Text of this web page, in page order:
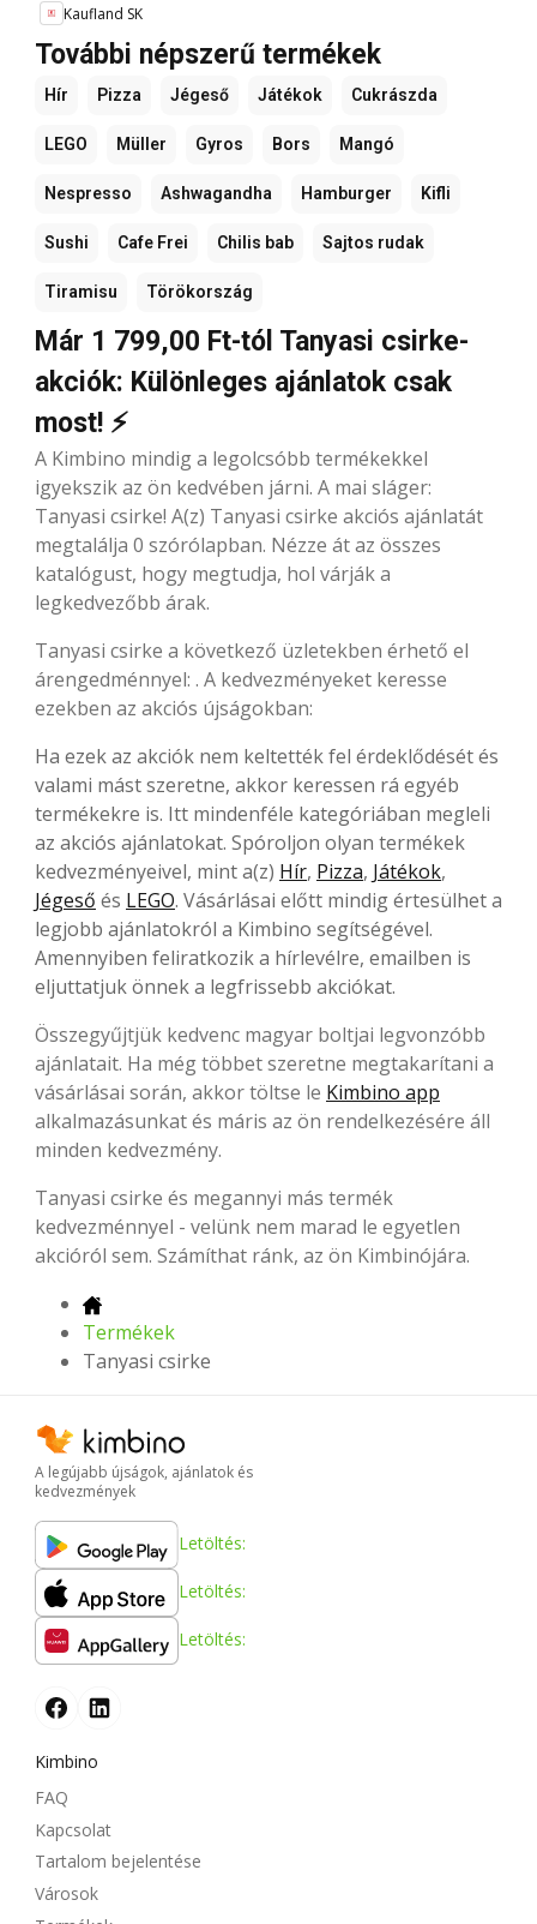
Kaufland SK
További népszerű termékek
Hír Pizza Jégeső Játékok Cukrászda
LEGO Müller Gyros Bors Mangó
Nespresso Ashwagandha Hamburger Kifli
Sushi Cafe Frei Chilis bab Sajtos rudak
Tiramisu Törökország
Már 1 799,00 Ft-tól Tanyasi csirke-
akciók: Különleges ajánlatok csak
most! ⚡
A Kimbino mindig a legolcsóbb termékekkel
igyekszik az ön kedvében járni. A mai sláger:
Tanyasi csirke! A(z) Tanyasi csirke akciós ajánlatát
megtalálja 0 szórólapban. Nézze át az összes
katalógust, hogy megtudja, hol várják a
legkedvezőbb árak.
Tanyasi csirke a következő üzletekben érhető el
árengedménnyel: . A kedvezményeket keresse
ezekben az akciós újságokban:
Ha ezek az akciók nem keltették fel érdeklődését és
valami mást szeretne, akkor keressen rá egyéb
termékekre is. Itt mindenféle kategóriában megleli
az akciós ajánlatokat. Spóroljon olyan termékek
kedvezményeivel, mint a(z) Hír, Pizza, Játékok,
Jégeső és LEGO. Vásárlásai előtt mindig értesülhet a
legjobb ajánlatokról a Kimbino segítségével.
Amennyiben feliratkozik a hírlevélre, emailben is
eljuttatjuk önnek a legfrissebb akciókat.
Összegyűjtjük kedvenc magyar boltjai legvonzóbb
ajánlatait. Ha még többet szeretne megtakarítani a
vásárlásai során, akkor töltse le Kimbino app
alkalmazásunkat és máris az ön rendelkezésére áll
minden kedvezmény.
Tanyasi csirke és megannyi más termék
kedvezménnyel - velünk nem marad le egyetlen
akcióról sem. Számíthat ránk, az ön Kimbinójára.
Termékek
Tanyasi csirke
A legújabb újságok, ajánlatok és
kedvezmények
Letöltés:
Letöltés:
Letöltés:
Kimbino
FAQ
Kapcsolat
Tartalom bejelentése
Városok